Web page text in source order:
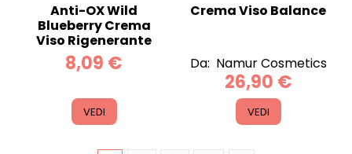
Anti-OX Wild
Blueberry Crema
Viso Rigenerante
8,09 €
VEDI
Crema Viso Balance
Da: Namur Cosmetics
26,90 €
VEDI